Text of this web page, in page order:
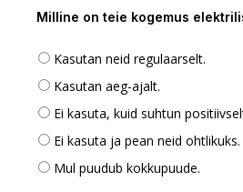
Milline on teie kogemus
Kasutan neid regulaarselt.
Kasutan aeg-ajalt.
Ei kasuta, kuid suhtun
Ei kasuta ja pean neid ohtlikuks.
Mul puudub kokkupuude.